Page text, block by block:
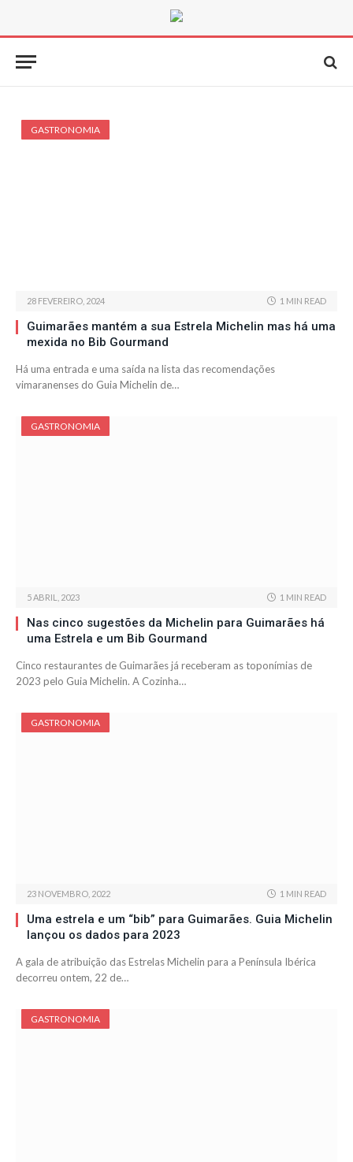
GASTRONOMIA
28 FEVEREIRO, 2024 1 MIN READ
Guimarães mantém a sua Estrela Michelin mas há uma
mexida no Bib Gourmand
Há uma entrada e uma saída na lista das recomendações
vimaranenses do Guia Michelin de…
GASTRONOMIA
5 ABRIL, 2023 1 MIN READ
Nas cinco sugestões da Michelin para Guimarães há
uma Estrela e um Bib Gourmand
Cinco restaurantes de Guimarães já receberam as toponímias de
2023 pelo Guia Michelin. A Cozinha…
GASTRONOMIA
23 NOVEMBRO, 2022 1 MIN READ
Uma estrela e um “bib” para Guimarães. Guia Michelin
lançou os dados para 2023
A gala de atribuição das Estrelas Michelin para a Península Ibérica
decorreu ontem, 22 de…
GASTRONOMIA